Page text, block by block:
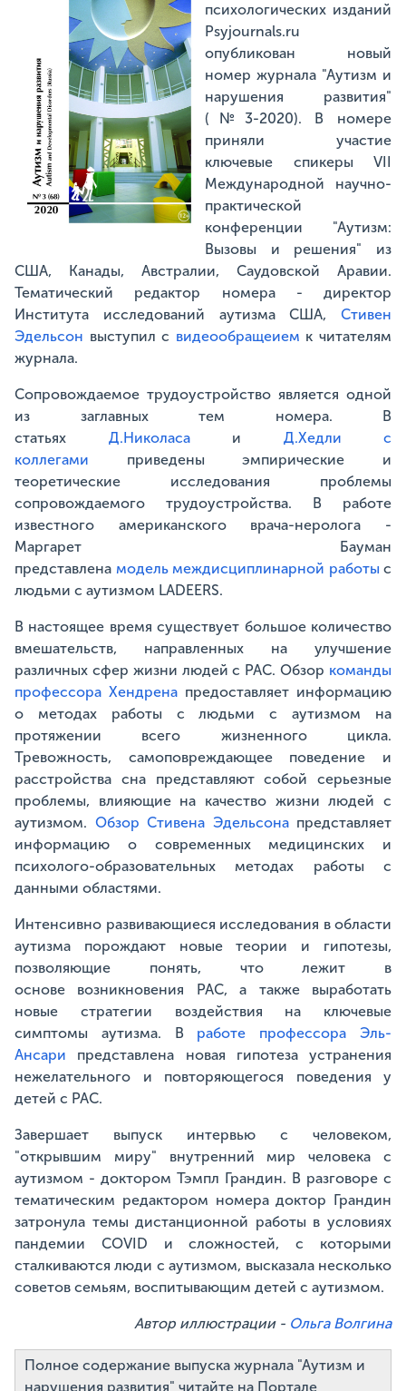
психологических изданий
Psyjournals.ru
опубликован новый
номер журнала "Аутизм и
нарушения развития"
(№3-2020). В номере
приняли участие
ключевые спикеры VII
Международной научно-
практической
конференции "Аутизм:
Вызовы и решения" из
США, Канады, Австралии, Саудовской Аравии.
Тематический редактор номера - директор
Института исследований аутизма США, Стивен
Эдельсон выступил с видеообращеием к читателям
журнала.
Сопровождаемое трудоустройство является одной
из заглавных тем номера. В
статьях Д.Николасаи Д.Хедли с
коллегами приведены эмпирические и
теоретические исследования проблемы
сопровождаемого трудоустройства. В работе
известного американского врача-неролога -
Маргарет Бауман
представлена модель междисциплинарной работы с
людьми с аутизмом LADEERS.
В настоящее время существует большое количество
вмешательств, направленных на улучшение
различных сфер жизни людей с РАС. Обзор команды
профессора Хендрена предоставляет информацию
о методах работы с людьми с аутизмом на
протяжении всего жизненного цикла.
Тревожность, самоповреждающее поведение и
расстройства сна представляют собой серьезные
проблемы, влияющие на качество жизни людей с
аутизмом. Обзор Стивена Эдельсонапредставляет
информацию о современных медицинских и
психолого-образовательных методах работы с
данными областями.
Интенсивно развивающиеся исследования в области
аутизма порождают новые теории и гипотезы,
позволяющие понять, что лежит в
основе возникновения РАС, а также выработать
новые стратегии воздействия на ключевые
симптомы аутизма. В работе профессора Эль-
Ансари представлена новая гипотеза устранения
нежелательного и повторяющегося поведения у
детей с РАС.
Завершает выпуск интервью с человеком,
"открывшим миру" внутренний мир человека с
аутизмом - доктором Тэмпл Грандин. В разговоре с
тематическим редактором номера доктор Грандин
затронула темы дистанционной работы в условиях
пандемии COVID и сложностей, с которыми
сталкиваются люди с аутизмом, высказала несколько
советов семьям, воспитывающим детей с аутизмом.
Автор иллюстрации - Ольга Волгина
Полное содержание выпуска журнала "Аутизм и
нарушения развития" читайте на Портале